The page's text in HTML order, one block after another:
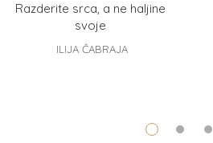
Razderite srca, a ne haljine
svoje
ILIJA ČABRAJA